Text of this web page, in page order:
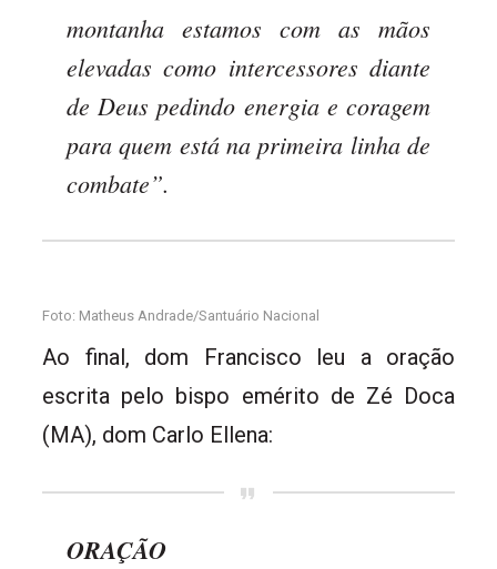
montanha estamos com as mãos
elevadas como intercessores diante
de Deus pedindo energia e coragem
para quem está na primeira linha de
combate”.
Foto: Matheus Andrade/Santuário Nacional
Ao final, dom Francisco leu a oração
escrita pelo bispo emérito de Zé Doca
(MA), dom Carlo Ellena:
ORAÇÃO